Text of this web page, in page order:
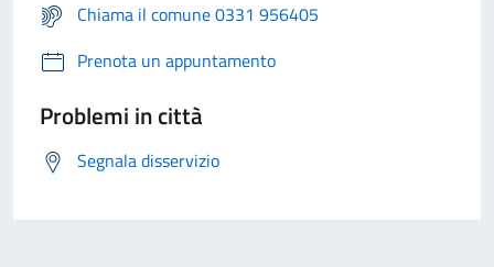
Chiama il comune 0331 956405
Prenota un appuntamento
Problemi in città
Segnala disservizio